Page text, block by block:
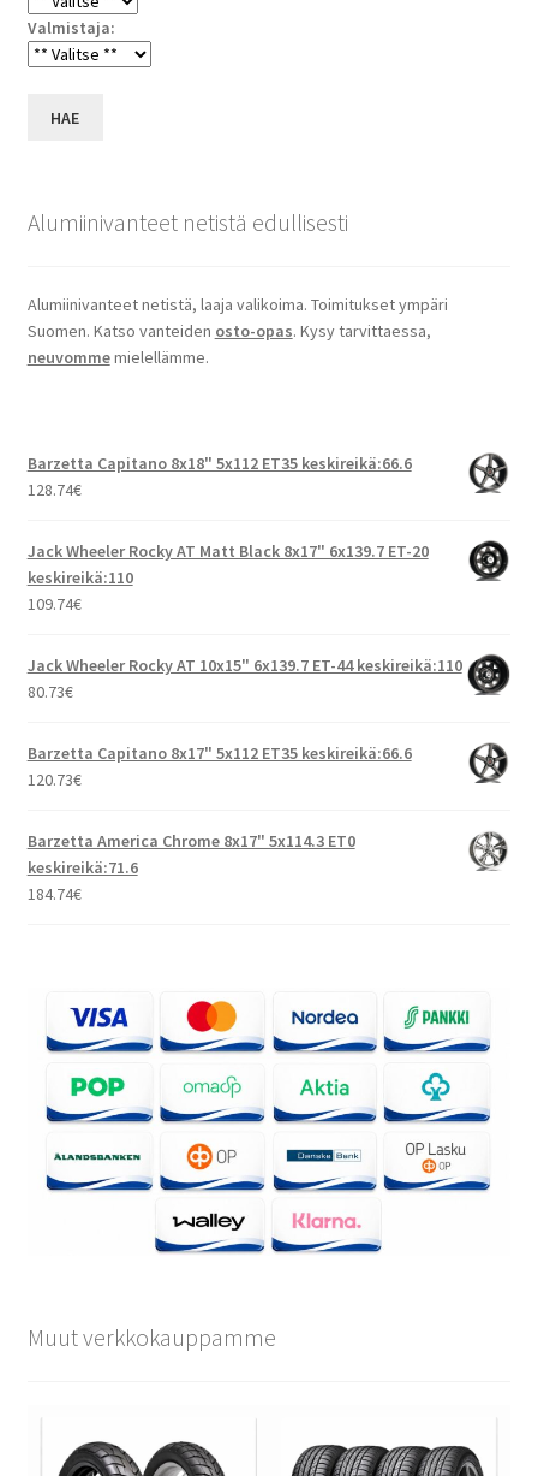
Valmistaja:
HAE
Alumiinivanteet netistä edullisesti
Alumiinivanteet netistä, laaja valikoima. Toimitukset ympäri
Suomen. Katso vanteiden osto-opas. Kysy tarvittaessa,
neuvommemielellämme.
Barzetta Capitano 8x18" 5x112 ET35 keskireikä:66.6
128.74€
Jack Wheeler Rocky AT Matt Black 8x17" 6x139.7 ET-20
keskireikä:110
109.74€
Jack Wheeler Rocky AT 10x15" 6x139.7 ET-44 keskireikä:110
80.73€
Barzetta Capitano 8x17" 5x112 ET35 keskireikä:66.6
120.73€
Barzetta America Chrome 8x17" 5x114.3 ET0
keskireikä:71.6
184.74€
Muut verkkokauppamme